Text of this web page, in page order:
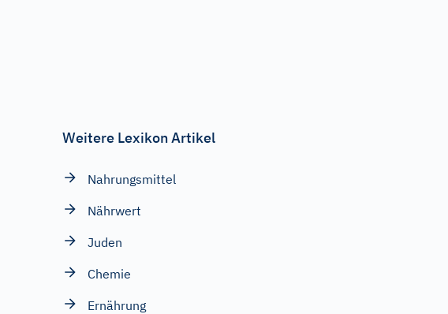
Weitere Lexikon Artikel
Nahrungsmittel
Nährwert
Juden
Chemie
Ernährung